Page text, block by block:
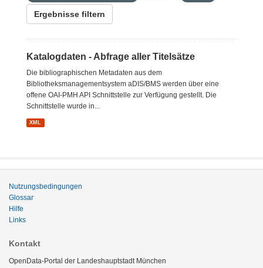
Ergebnisse filtern
Katalogdaten - Abfrage aller Titelsätze
Die bibliographischen Metadaten aus dem
Bibliotheksmanagementsystem aDIS/BMS werden über eine
offene OAI-PMH API Schnittstelle zur Verfügung gestellt. Die
Schnittstelle wurde in...
XML
Nutzungsbedingungen
Glossar
Hilfe
Links
Kontakt
OpenData-Portal der Landeshauptstadt München